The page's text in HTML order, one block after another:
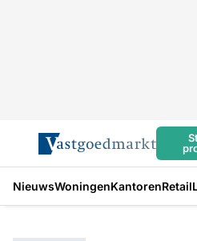
NieuwsWoningenKantorenRetail